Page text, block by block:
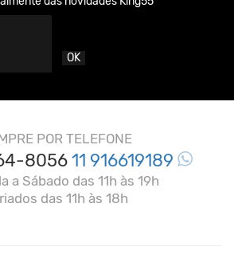
OK
POR TELEFONE
805611 916619189
a Sábado das 11h às 19h
das 11h às 18h